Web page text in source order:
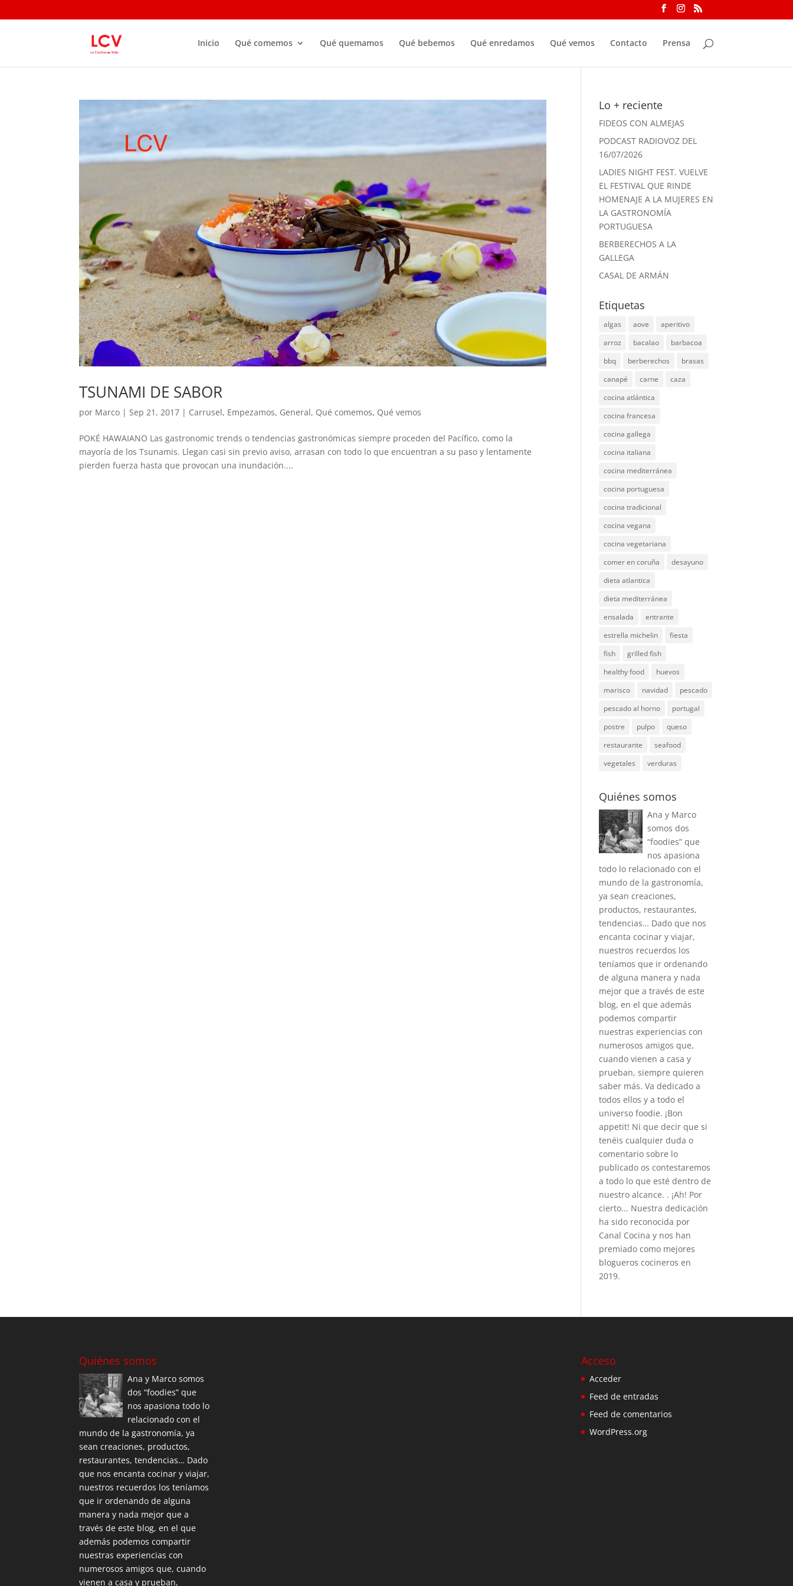
Inicio Qué comemos Qué quemamos Qué bebemos Qué enredamos Qué vemos Contacto Prensa
TSUNAMI DE SABOR
por Marco | Sep 21, 2017 | Carrusel, Empezamos, General, Qué comemos, Qué vemos
POKÉ HAWAIANO Las gastronomic trends o tendencias gastronómicas siempre proceden del Pacífico, como la
mayoría de los Tsunamis. Llegan casi sin previo aviso, arrasan con todo lo que encuentran a su paso y lentamente
pierden fuerza hasta que provocan una inundación....
Lo + reciente
FIDEOS CON ALMEJAS
PODCAST RADIOVOZ DEL
16/07/2026
LADIES NIGHT FEST. VUELVE
EL FESTIVAL QUE RINDE
HOMENAJE A LA MUJERES EN
LA GASTRONOMÍA
PORTUGUESA
BERBERECHOS A LA
GALLEGA
CASAL DE ARMÁN
Etiquetas
algas aove
aperitivo
arroz
bacalao
barbacoa
bbq
berberechos
brasas
canapé
carne
caza
cocina atlántica
cocina francesa
cocina gallega
cocina italiana
cocina mediterránea
cocina portuguesa
cocina tradicional
cocina vegana
cocina vegetariana
comer en coruña
desayuno
dieta atlantica
dieta mediterránea
ensalada
entrante
estrella michelin
fiesta
fish
grilled fish
healthy food
huevos
marisco
navidad
pescado
pescado al horno
portugal
postre
pulpo
queso
restaurante
seafood
vegetales
verduras
Quiénes somos
Ana y Marco
somos dos
“foodies” que
nos apasiona
todo lo relacionado con el
mundo de la gastronomía,
ya sean creaciones,
productos, restaurantes,
tendencias… Dado que nos
encanta cocinar y viajar,
nuestros recuerdos los
teníamos que ir ordenando
de alguna manera y nada
mejor que a través de este
blog, en el que además
podemos compartir
nuestras experiencias con
numerosos amigos que,
cuando vienen a casa y
prueban, siempre quieren
saber más. Va dedicado a
todos ellos y a todo el
universo foodie. ¡Bon
appetit! Ni que decir que si
tenéis cualquier duda o
comentario sobre lo
publicado os contestaremos
a todo lo que esté dentro de
nuestro alcance. . ¡Ah! Por
cierto... Nuestra dedicación
ha sido reconocida por
Canal Cocina y nos han
premiado como mejores
blogueros cocineros en
2019.
Quiénes somos
Ana y Marco somos
dos “foodies” que
nos apasiona todo lo
relacionado con el
mundo de la gastronomía, ya
sean creaciones, productos,
restaurantes, tendencias… Dado
que nos encanta cocinar y viajar,
nuestros recuerdos los teníamos
que ir ordenando de alguna
manera y nada mejor que a
través de este blog, en el que
además podemos compartir
nuestras experiencias con
numerosos amigos que, cuando
vienen a casa y prueban,
Acceso
Acceder
Feed de entradas
Feed de comentarios
WordPress.org